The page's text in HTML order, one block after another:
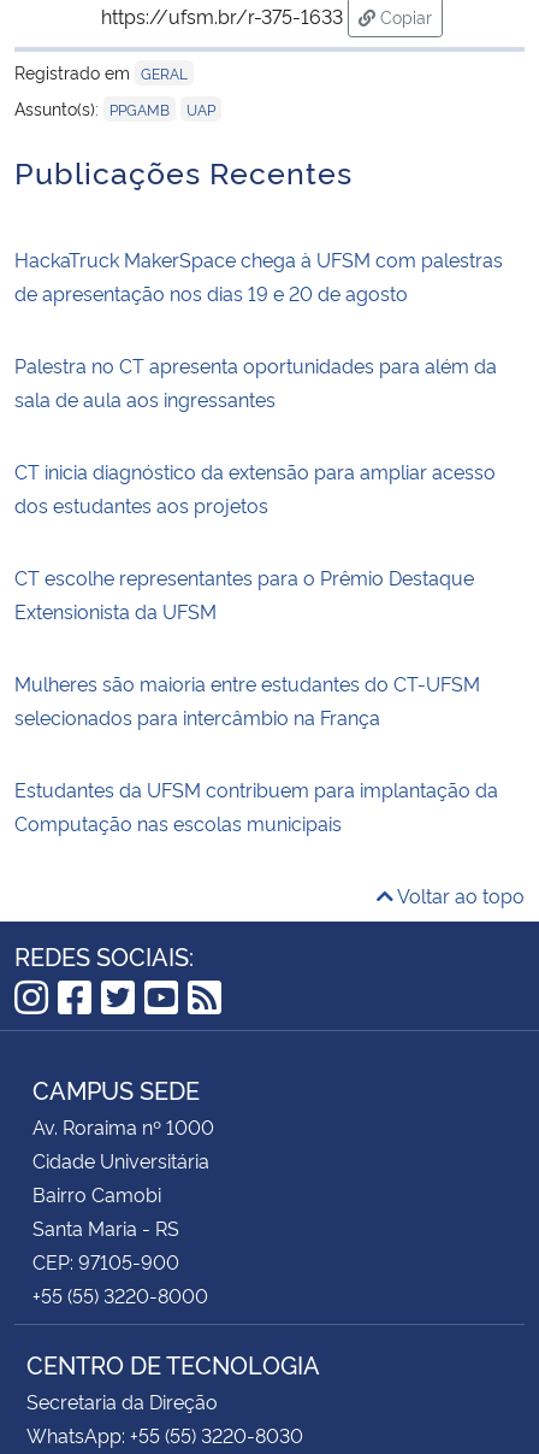
https://ufsm.br/r-375-1633
Copiar
para área de
Registrado em GERAL
Assunto(s): PPGAMB UAP
Publicações Recentes
HackaTruck MakerSpace chega à UFSM com palestras
de apresentação nos dias 19 e 20 de agosto
Palestra no CT apresenta oportunidades para além da
sala de aula aos ingressantes
CT inicia diagnóstico da extensão para ampliar acesso
dos estudantes aos projetos
CT escolhe representantes para o Prêmio Destaque
Extensionista da UFSM
Mulheres são maioria entre estudantes do CT-UFSM
selecionados para intercâmbio na França
Estudantes da UFSM contribuem para implantação da
Computação nas escolas municipais
Voltar ao topo
REDES SOCIAIS:
Instagram
Facebook
Twitter
YouTube
RSS
CAMPUS SEDE
Av. Roraima nº 1000
Cidade Universitária
Bairro Camobi
Santa Maria - RS
CEP: 97105-900
+55 (55) 3220-8000
CENTRO DE TECNOLOGIA
Secretaria da Direção
WhatsApp: +55 (55) 3220-8030